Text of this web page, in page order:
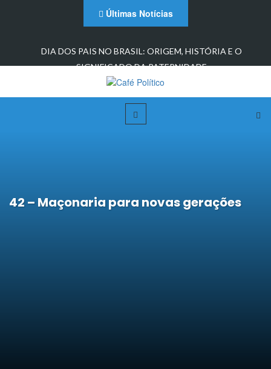
Últimas Notícias
DIA DOS PAIS NO BRASIL: ORIGEM, HISTÓRIA E O
SIGNIFICADO DA PATERNIDADE
42 – Maçonaria para novas gerações